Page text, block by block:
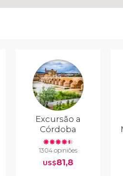
Excursão a
Córdoba
1304 opiniões
US$81,8